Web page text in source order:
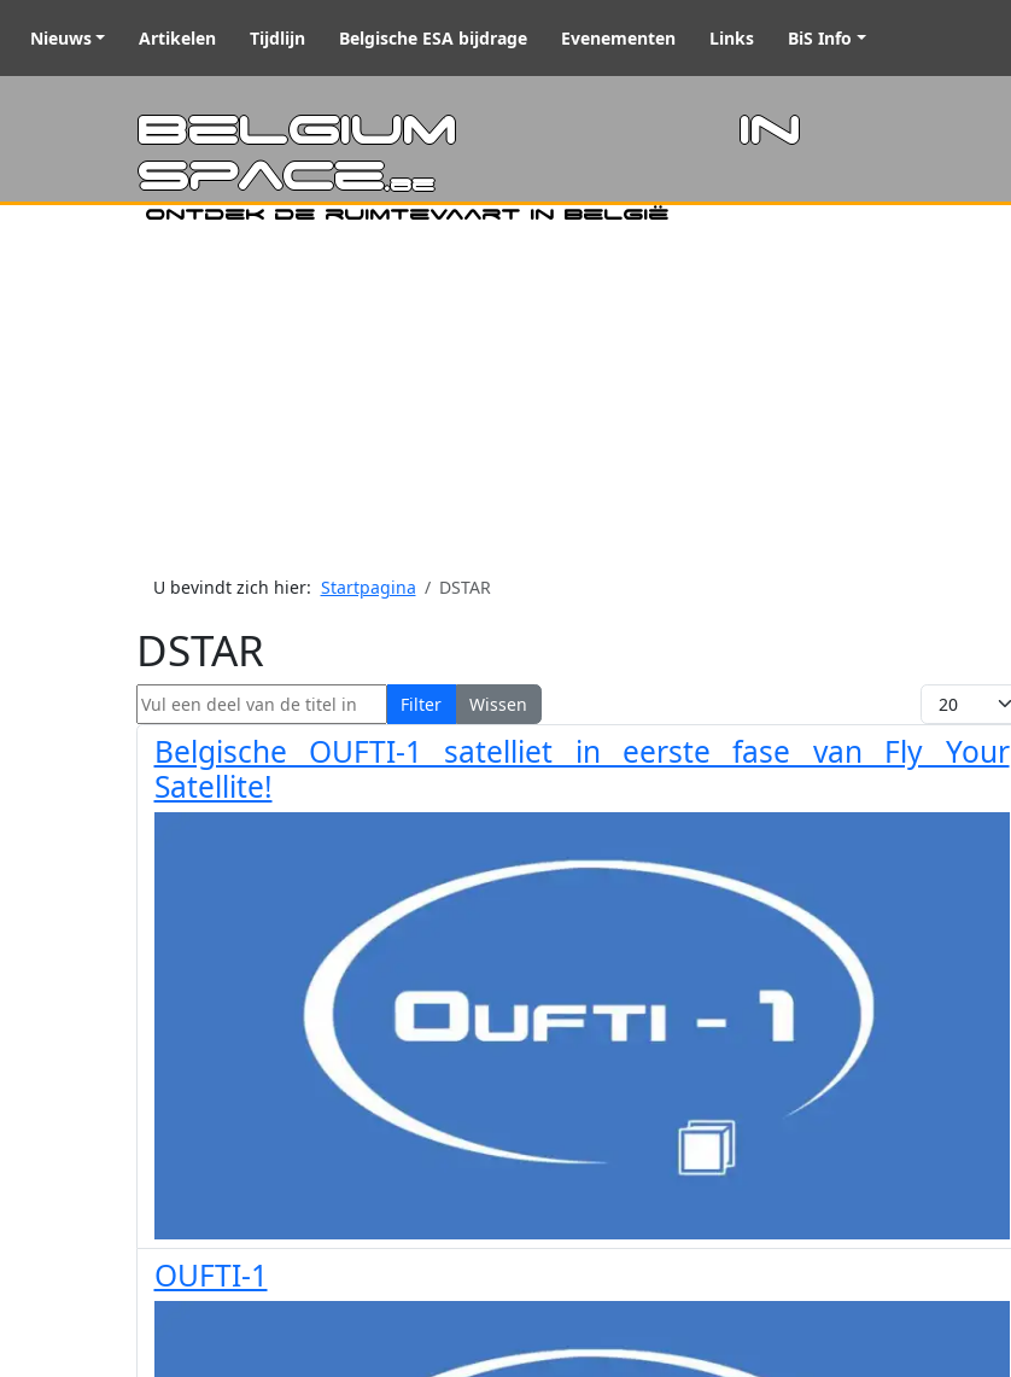
Nieuws Artikelen Tijdlijn Belgische ESA bijdrage Evenementen Links BiS Info
Belgium in
Space.be
Ontdek de ruimtevaart in België
U bevindt zich hier: Startpagina DSTAR
DSTAR
Vul een deel van de titel in Filter Wissen Toon #
Belgische OUFTI-1 satelliet in eerste fase van Fly Your
Satellite!
OUFTI-1